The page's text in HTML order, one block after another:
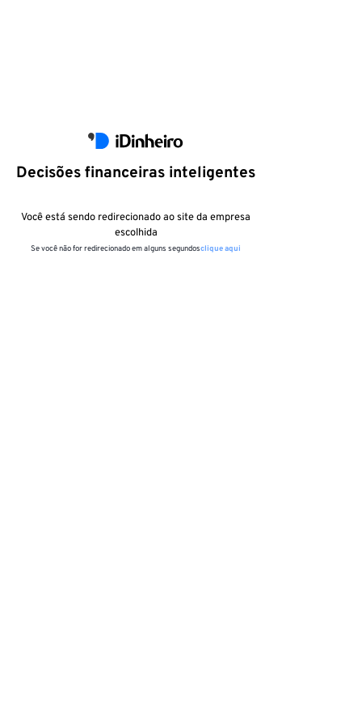
Decisões financeiras inteligentes
Você está sendo redirecionado ao site da empresa
escolhida
Se você não for redirecionado em alguns segundosclique aqui